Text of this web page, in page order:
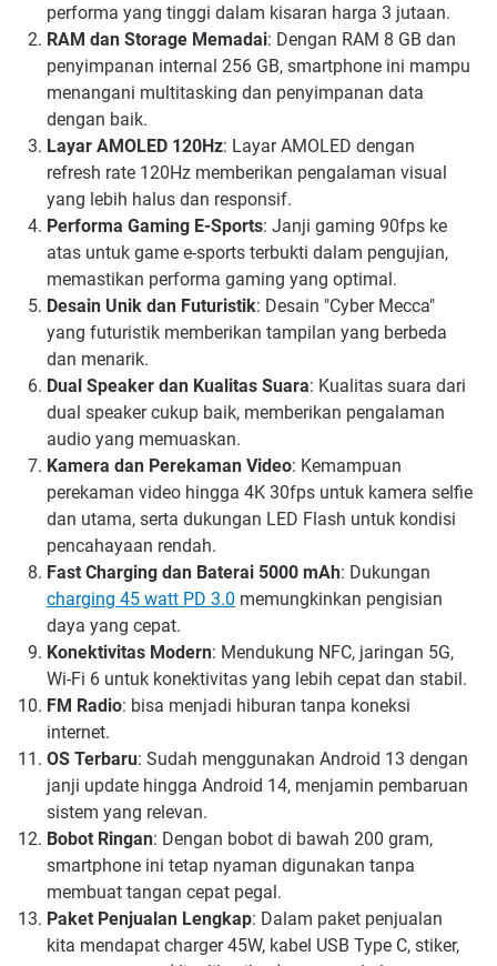
performa yang tinggi dalam kisaran harga 3 jutaan.
RAM dan Storage Memadai: Dengan RAM 8 GB dan
penyimpanan internal 256 GB, smartphone ini mampu
menangani multitasking dan penyimpanan data
dengan baik.
Layar AMOLED 120Hz: Layar AMOLED dengan
refresh rate 120Hz memberikan pengalaman visual
yang lebih halus dan responsif.
Performa Gaming E-Sports: Janji gaming 90fps ke
atas untuk game e-sports terbukti dalam pengujian,
memastikan performa gaming yang optimal.
Desain Unik dan Futuristik: Desain "Cyber Mecca"
yang futuristik memberikan tampilan yang berbeda
dan menarik.
Dual Speaker dan Kualitas Suara: Kualitas suara dari
dual speaker cukup baik, memberikan pengalaman
audio yang memuaskan.
Kamera dan Perekaman Video: Kemampuan
perekaman video hingga 4K 30fps untuk kamera selfie
dan utama, serta dukungan LED Flash untuk kondisi
pencahayaan rendah.
Fast Charging dan Baterai 5000 mAh: Dukungan
charging 45 watt PD 3.0 memungkinkan pengisian
daya yang cepat.
Konektivitas Modern: Mendukung NFC, jaringan 5G,
Wi-Fi 6 untuk konektivitas yang lebih cepat dan stabil.
FM Radio: bisa menjadi hiburan tanpa koneksi
internet.
OS Terbaru: Sudah menggunakan Android 13 dengan
janji update hingga Android 14, menjamin pembaruan
sistem yang relevan.
Bobot Ringan: Dengan bobot di bawah 200 gram,
smartphone ini tetap nyaman digunakan tanpa
membuat tangan cepat pegal.
Paket Penjualan Lengkap: Dalam paket penjualan
kita mendapat charger 45W, kabel USB Type C, stiker,